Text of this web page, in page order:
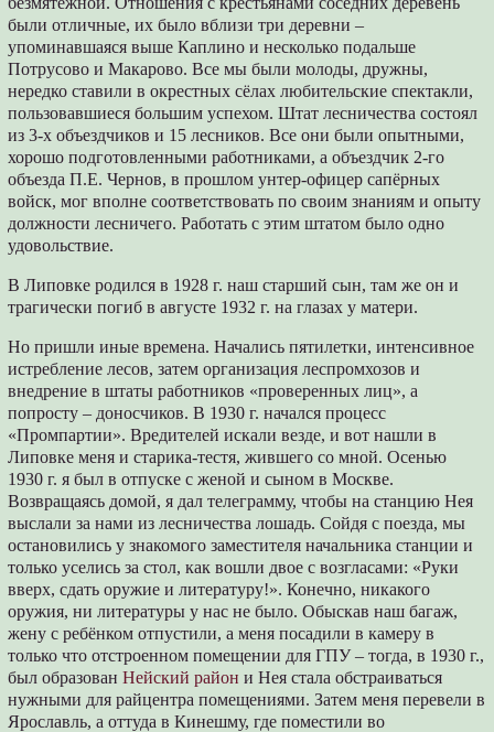
были отличные, их было вблизи три деревни –
упоминавшаяся выше Каплино и несколько подальше
Потрусово и Макарово. Все мы были молоды, дружны,
нередко ставили в окрестных сёлах любительские спектакли,
пользовавшиеся большим успехом. Штат лесничества состоял
из 3-х объездчиков и 15 лесников. Все они были опытными,
хорошо подготовленными работниками, а объездчик 2-го
объезда П.Е. Чернов, в прошлом унтер-офицер сапёрных
войск, мог вполне соответствовать по своим знаниям и опыту
должности лесничего. Работать с этим штатом было одно
удовольствие.
В Липовке родился в 1928 г. наш старший сын, там же он и
трагически погиб в августе 1932 г. на глазах у матери.
Но пришли иные времена. Начались пятилетки, интенсивное
истребление лесов, затем организация леспромхозов и
внедрение в штаты работников «проверенных лиц», а
попросту – доносчиков. В 1930 г. начался процесс
«Промпартии». Вредителей искали везде, и вот нашли в
Липовке меня и старика-тестя, жившего со мной. Осенью
1930 г. я был в отпуске с женой и сыном в Москве.
Возвращаясь домой, я дал телеграмму, чтобы на станцию Нея
выслали за нами из лесничества лошадь. Сойдя с поезда, мы
остановились у знакомого заместителя начальника станции и
только уселись за стол, как вошли двое с возгласами: «Руки
вверх, сдать оружие и литературу!». Конечно, никакого
оружия, ни литературы у нас не было. Обыскав наш багаж,
жену с ребёнком отпустили, а меня посадили в камеру в
только что отстроенном помещении для ГПУ – тогда, в 1930 г.,
был образованНейский район и Нея стала обстраиваться
нужными для райцентра помещениями. Затем меня перевели в
Ярославль, а оттуда в Кинешму, где поместили во